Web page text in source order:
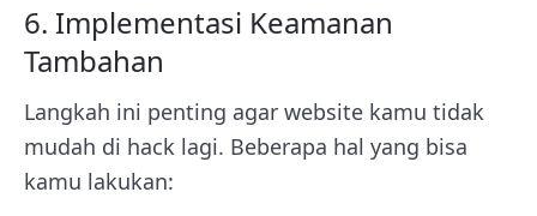
6. Implementasi Keamanan
Tambahan
Langkah ini penting agar website kamu tidak
mudah di hack lagi. Beberapa hal yang bisa
kamu lakukan: